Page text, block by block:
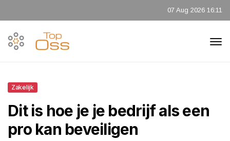
07 Aug 2026 16:11
Zakelijk
Dit is hoe je je bedrijf als een
pro kan beveiligen